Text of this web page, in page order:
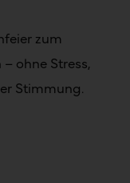
zum
ohne Stress,
Stimmung.